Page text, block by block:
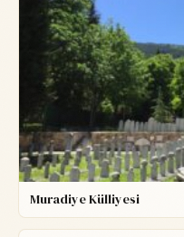
Muradiye Külliyesi